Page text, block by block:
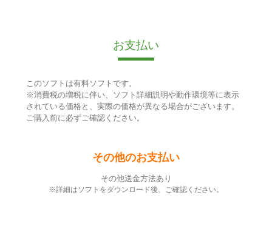
お支払い
このソフトは有料ソフトです。
※消費税の増税に伴い、ソフト詳細説明や動作環境等に表示
されている価格と、実際の価格が異なる場合がございます。
ご購入前に必ずご確認ください。
その他のお支払い
その他送金方法あり
※詳細はソフトをダウンロード後、ご確認ください。